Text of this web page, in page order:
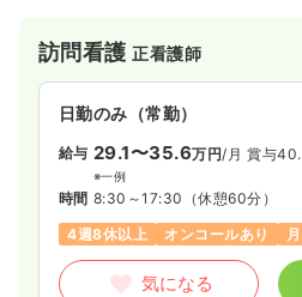
訪問看護正看護師
日勤のみ（常勤）
給与 29.1〜35.6万円/月 賞与
※一例
時間 8:30～17:30 （休憩60分）
4週8休以上
オンコールあり
気になる